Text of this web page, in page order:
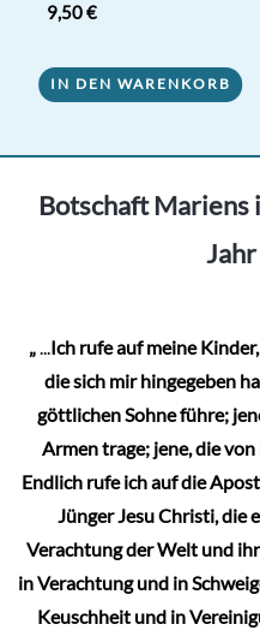
9,50€
IN DEN WARENKORB
Botschaft Mariens
„...Ich rufe auf meine
die sich mir hingegeben
göttlichen Sohne führe;
Armen trage; jene, die
Endlich rufe ich auf die
Jünger Jesu Christi, die
Verachtung der Welt und
in Verachtung und in
Keuschheit und in